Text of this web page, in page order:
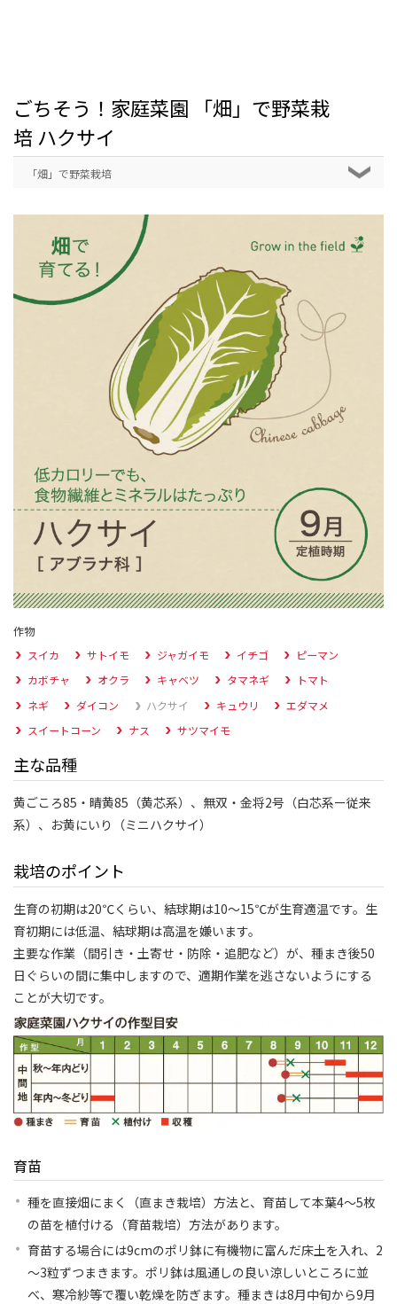
ごちそう！家庭菜園 「畑」で野菜栽
培 ハクサイ
「畑」で野菜栽培
作物
スイカ
サトイモ ジャガイモ イチゴ
ピーマン
カボチャ
オクラ キャベツ タマネギ
トマト
ネギ
ダイコン ハクサイ キュウリ
エダマメ
スイートコーン
ナス サツマイモ
主な品種
黄ごころ85・晴黄85（黄芯系）、無双・金将2号（白芯系ー従来
系）、お黄にいり（ミニハクサイ）
栽培のポイント
生育の初期は20℃くらい、結球期は10～15℃が生育適温です。生
育初期には低温、結球期は高温を嫌います。
主要な作業（間引き・土寄せ・防除・追肥など）が、種まき後50
日ぐらいの間に集中しますので、適期作業を逃さないようにする
ことが大切です。
育苗
種を直接畑にまく（直まき栽培）方法と、育苗して本葉4～5枚
の苗を植付ける（育苗栽培）方法があります。
育苗する場合には9cmのポリ鉢に有機物に富んだ床土を入れ、2
～3粒ずつまきます。ポリ鉢は風通しの良い涼しいところに並
べ、寒冷紗等で覆い乾燥を防ぎます。種まきは8月中旬から9月